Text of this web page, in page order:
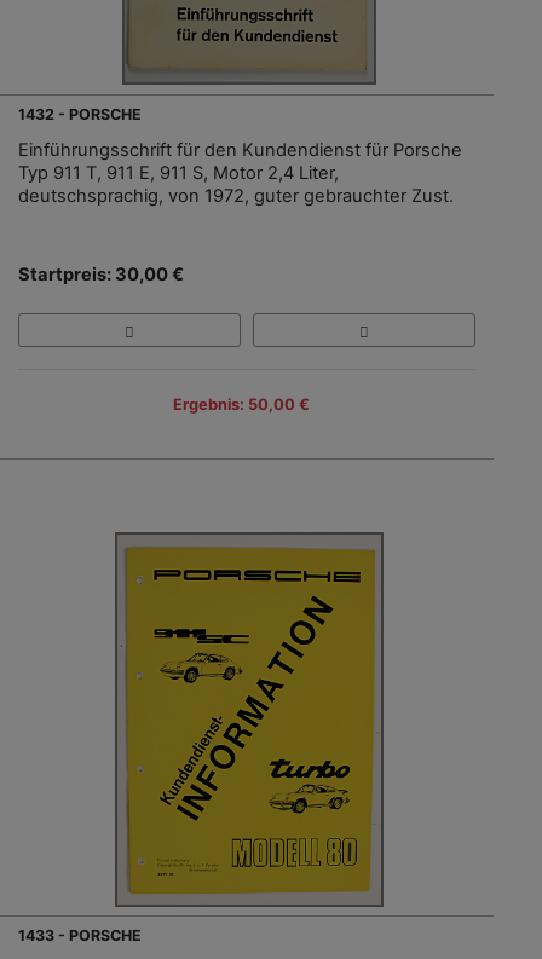
1432 - PORSCHE
Einführungsschrift für den Kundendienst für Porsche
Typ 911 T, 911 E, 911 S, Motor 2,4 Liter,
deutschsprachig, von 1972, guter gebrauchter Zust.
Startpreis: 30,00 €
Ergebnis: 50,00 €
1433 - PORSCHE